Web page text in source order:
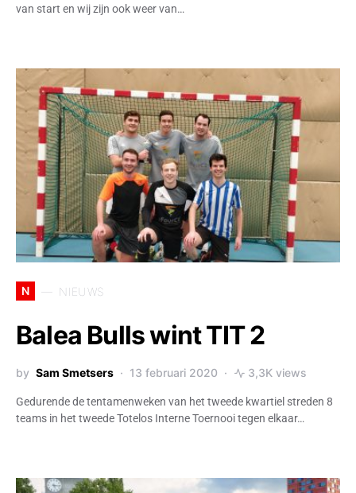
van start en wij zijn ook weer van…
N NIEUWS
Balea Bulls wint TIT 2
by Sam Smetsers 13 februari 2020 3,3K views
Gedurende de tentamenweken van het tweede kwartiel streden 8
teams in het tweede Totelos Interne Toernooi tegen elkaar…